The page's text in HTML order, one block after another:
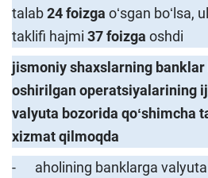
talab24 foizga oʻsgan boʻlsa,
taklifi hajmi 37 foizga oshdi
jismoniy shaxslarning banklar
oshirilgan operatsiyalarining
valyuta bozorida qoʻshimcha
xizmat qilmoqda
- aholining banklarga valyuta